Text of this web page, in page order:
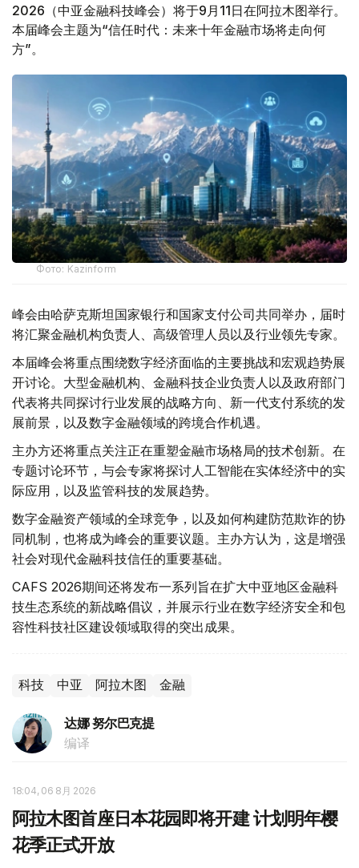
2026（中亚金融科技峰会）将于9月11日在阿拉木图举行。
本届峰会主题为“信任时代：未来十年金融市场将走向何
方”。
Фото: Kazinform
峰会由哈萨克斯坦国家银行和国家支付公司共同举办，届时
将汇聚金融机构负责人、高级管理人员以及行业领先专家。
本届峰会将重点围绕数字经济面临的主要挑战和宏观趋势展
开讨论。大型金融机构、金融科技企业负责人以及政府部门
代表将共同探讨行业发展的战略方向、新一代支付系统的发
展前景，以及数字金融领域的跨境合作机遇。
主办方还将重点关注正在重塑金融市场格局的技术创新。在
专题讨论环节，与会专家将探讨人工智能在实体经济中的实
际应用，以及监管科技的发展趋势。
数字金融资产领域的全球竞争，以及如何构建防范欺诈的协
同机制，也将成为峰会的重要议题。主办方认为，这是增强
社会对现代金融科技信任的重要基础。
CAFS 2026期间还将发布一系列旨在扩大中亚地区金融科
技生态系统的新战略倡议，并展示行业在数字经济安全和包
容性科技社区建设领域取得的突出成果。
科技 中亚 阿拉木图 金融
达娜 努尔巴克提
编译
18:04, 06 8月 2026
阿拉木图首座日本花园即将开建 计划明年樱
花季正式开放